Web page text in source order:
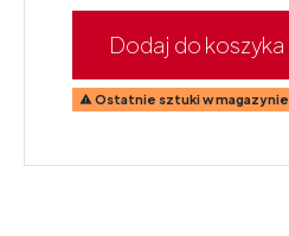
Dodaj do koszyka
 Ostatnie sztuki w magazynie